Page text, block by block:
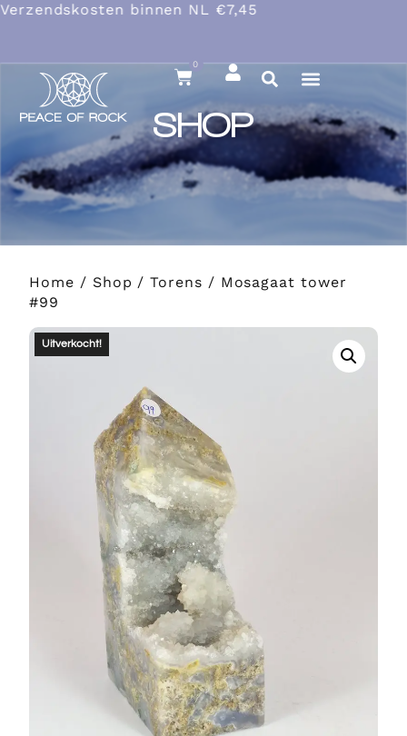
Verzendskosten binnen NL €7,45
0
SHOP
Home / Shop /Torens / Mosagaat tower
#99
Uitverkocht!